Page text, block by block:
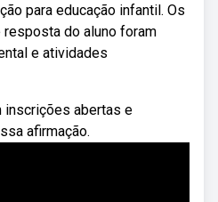
para educação infantil. Os
resposta do aluno foram
e atividades
inscrições abertas e
afirmação.